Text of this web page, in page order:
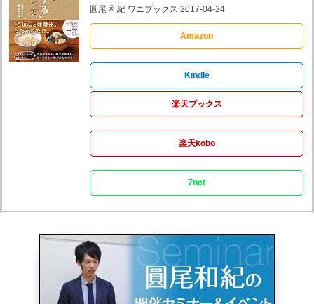
圓尾 和紀 ワニブックス 2017-04-24
Amazon
Kindle
楽天ブックス
楽天kobo
7net